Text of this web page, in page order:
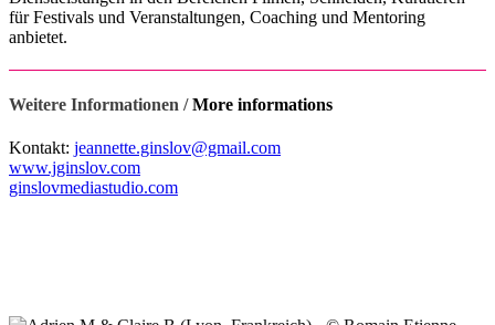
für Festivals und Veranstaltungen, Coaching und Mentoring
anbietet.
Weitere Informationen /More informations
Kontakt: jeannette.ginslov@gmail.com
www.jginslov.com
ginslovmediastudio.com